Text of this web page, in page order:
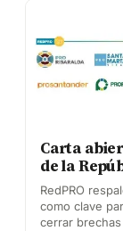
Carta
de la
RedPRO
como clave
cerrar